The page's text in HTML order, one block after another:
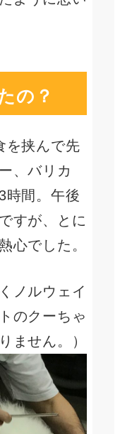
の？
を挟んで先
、バリカ
時間。午後
すが、とに
心でした。
ノルウェイ
のクーちゃ
ません。）